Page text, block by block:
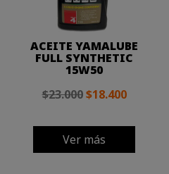
ACEITE YAMALUBE
FULL SYNTHETIC
15W50
$23.000 $18.400
Ver más